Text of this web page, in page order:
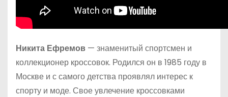
Никита Ефремов — знаменитый спортсмен и
коллекционер кроссовок. Родился он в 1985 году в
Москве и с самого детства проявлял интерес к
спорту и моде. Свое увлечение кроссовками